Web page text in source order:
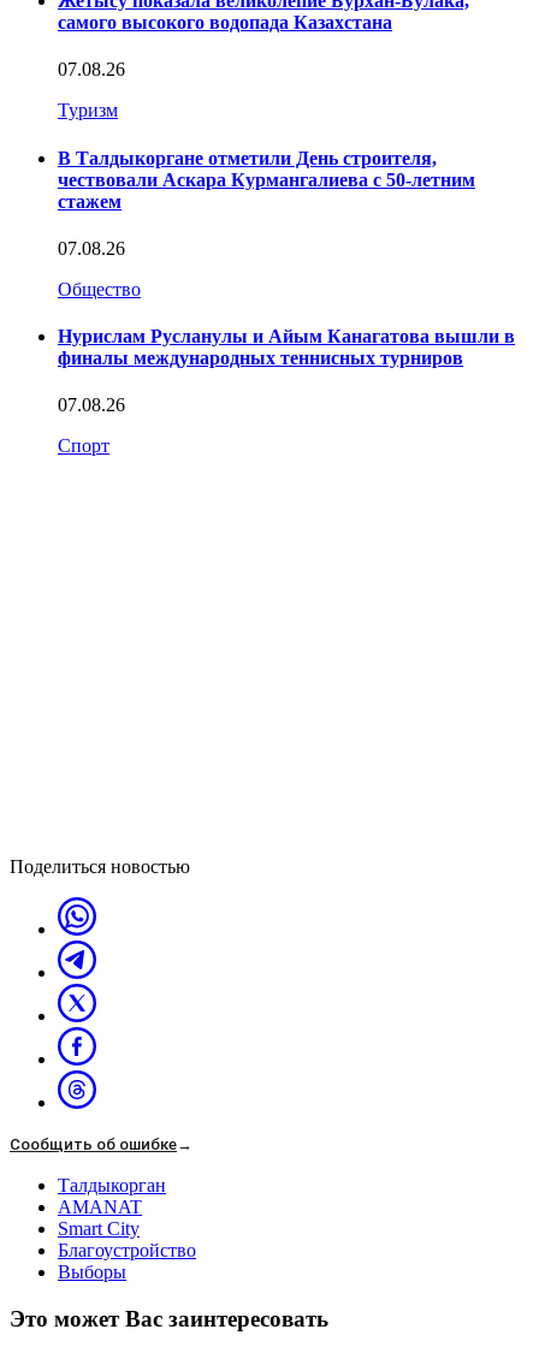
самого высокого водопада Казахстана
07.08.26
Туризм
В Талдыкоргане отметили День строителя,
чествовали Аскара Курмангалиева с 50-летним
стажем
07.08.26
Общество
Нурислам Русланулы и Айым Канагатова вышли в
финалы международных теннисных турниров
07.08.26
Спорт
Поделиться новостью
Сообщить об ошибке→
Талдыкорган
AMANAT
Smart City
Благоустройство
Выборы
Это может Вас заинтересовать